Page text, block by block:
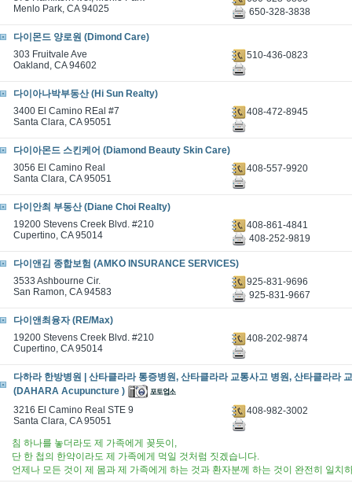
Menlo Park, CA 94025
650-328-3838
다이몬드 양로원 (Dimond Care)
303 Fruitvale Ave
Oakland, CA 94602
510-436-0823
다이아나박부동산 (Hi Sun Realty)
3400 El Camino REal #7
Santa Clara, CA 95051
408-472-8945
다이아몬드 스킨케어 (Diamond Beauty Skin Care)
3056 El Camino Real
Santa Clara, CA 95051
408-557-9920
다이안최 부동산 (Diane Choi Realty)
19200 Stevens Creek Blvd. #210
Cupertino, CA 95014
408-861-4841
408-252-9819
다이앤김 종합보험 (AMKO INSURANCE SERVICES)
3533 Ashbourne Cir.
San Ramon, CA 94583
925-831-9696
925-831-9667
다이앤최융자 (RE/Max)
19200 Stevens Creek Blvd. #210
Cupertino, CA 95014
408-202-9874
다하라 한방병원 | 산타클라라 통증병원, 산타클라라 교통사고 병원, 산타클라라
(DAHARA Acupuncture )
3216 El Camino Real STE 9
Santa Clara, CA 95051
408-982-3002
침 하나를 놓더라도 제 가족에게 꽂듯이,
단 한 첩의 한약이라도 제 가족에게 먹일 것처럼 짓겠습니다.
언제나 모든 것이 제 몸과 제 가족에게 하는 것과 환자분께 하는 것이 완전히 일치